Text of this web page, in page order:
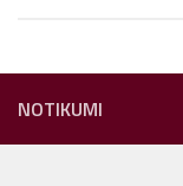
NOTIKUMI